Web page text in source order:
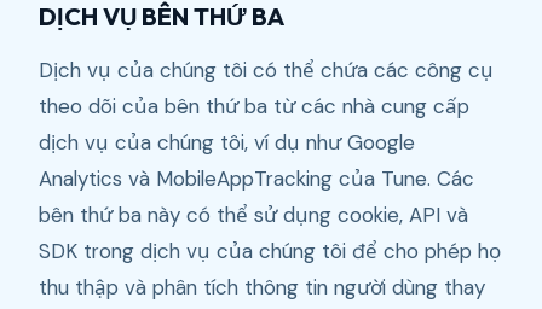
DỊCH VỤ BÊN THỨ BA
Dịch vụ của chúng tôi có thể chứa các công cụ
theo dõi của bên thứ ba từ các nhà cung cấp
dịch vụ của chúng tôi, ví dụ như Google
Analytics và MobileAppTracking của Tune. Các
bên thứ ba này có thể sử dụng cookie, API và
SDK trong dịch vụ của chúng tôi để cho phép họ
thu thập và phân tích thông tin người dùng thay